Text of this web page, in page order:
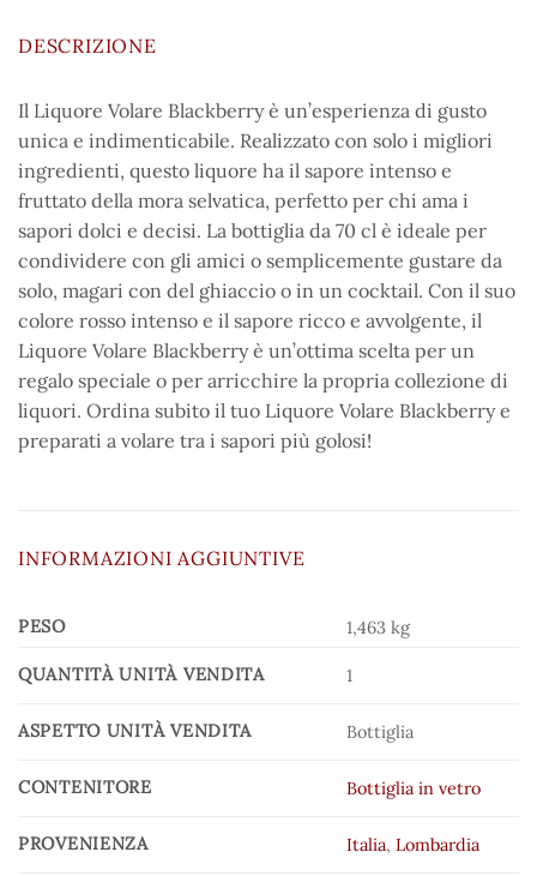
DESCRIZIONE
Il Liquore Volare Blackberry è un’esperienza di gusto
unica e indimenticabile. Realizzato con solo i migliori
ingredienti, questo liquore ha il sapore intenso e
fruttato della mora selvatica, perfetto per chi ama i
sapori dolci e decisi. La bottiglia da 70 cl è ideale per
condividere con gli amici o semplicemente gustare da
solo, magari con del ghiaccio o in un cocktail. Con il suo
colore rosso intenso e il sapore ricco e avvolgente, il
Liquore Volare Blackberry è un’ottima scelta per un
regalo speciale o per arricchire la propria collezione di
liquori. Ordina subito il tuo Liquore Volare Blackberry e
preparati a volare tra i sapori più golosi!
INFORMAZIONI AGGIUNTIVE
PESO 1,463 kg
QUANTITÀ UNITÀ VENDITA 1
ASPETTO UNITÀ VENDITA Bottiglia
CONTENITORE Bottiglia in vetro
PROVENIENZA Italia,Lombardia